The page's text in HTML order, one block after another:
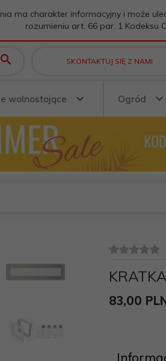
ma charakter informacyjny i może
rozumieniu art. 66 par. 1 Kodeksu
SKONTAKTUJ SIĘ Z NAMI
wolnostojące Ogród
83,00